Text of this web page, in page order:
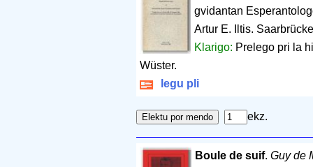
gvidantan
Artur E. Iltis.
Klarigo: Prelego pri la
Wüster.
legu pli
ekz.
Boule de suif. Guy de